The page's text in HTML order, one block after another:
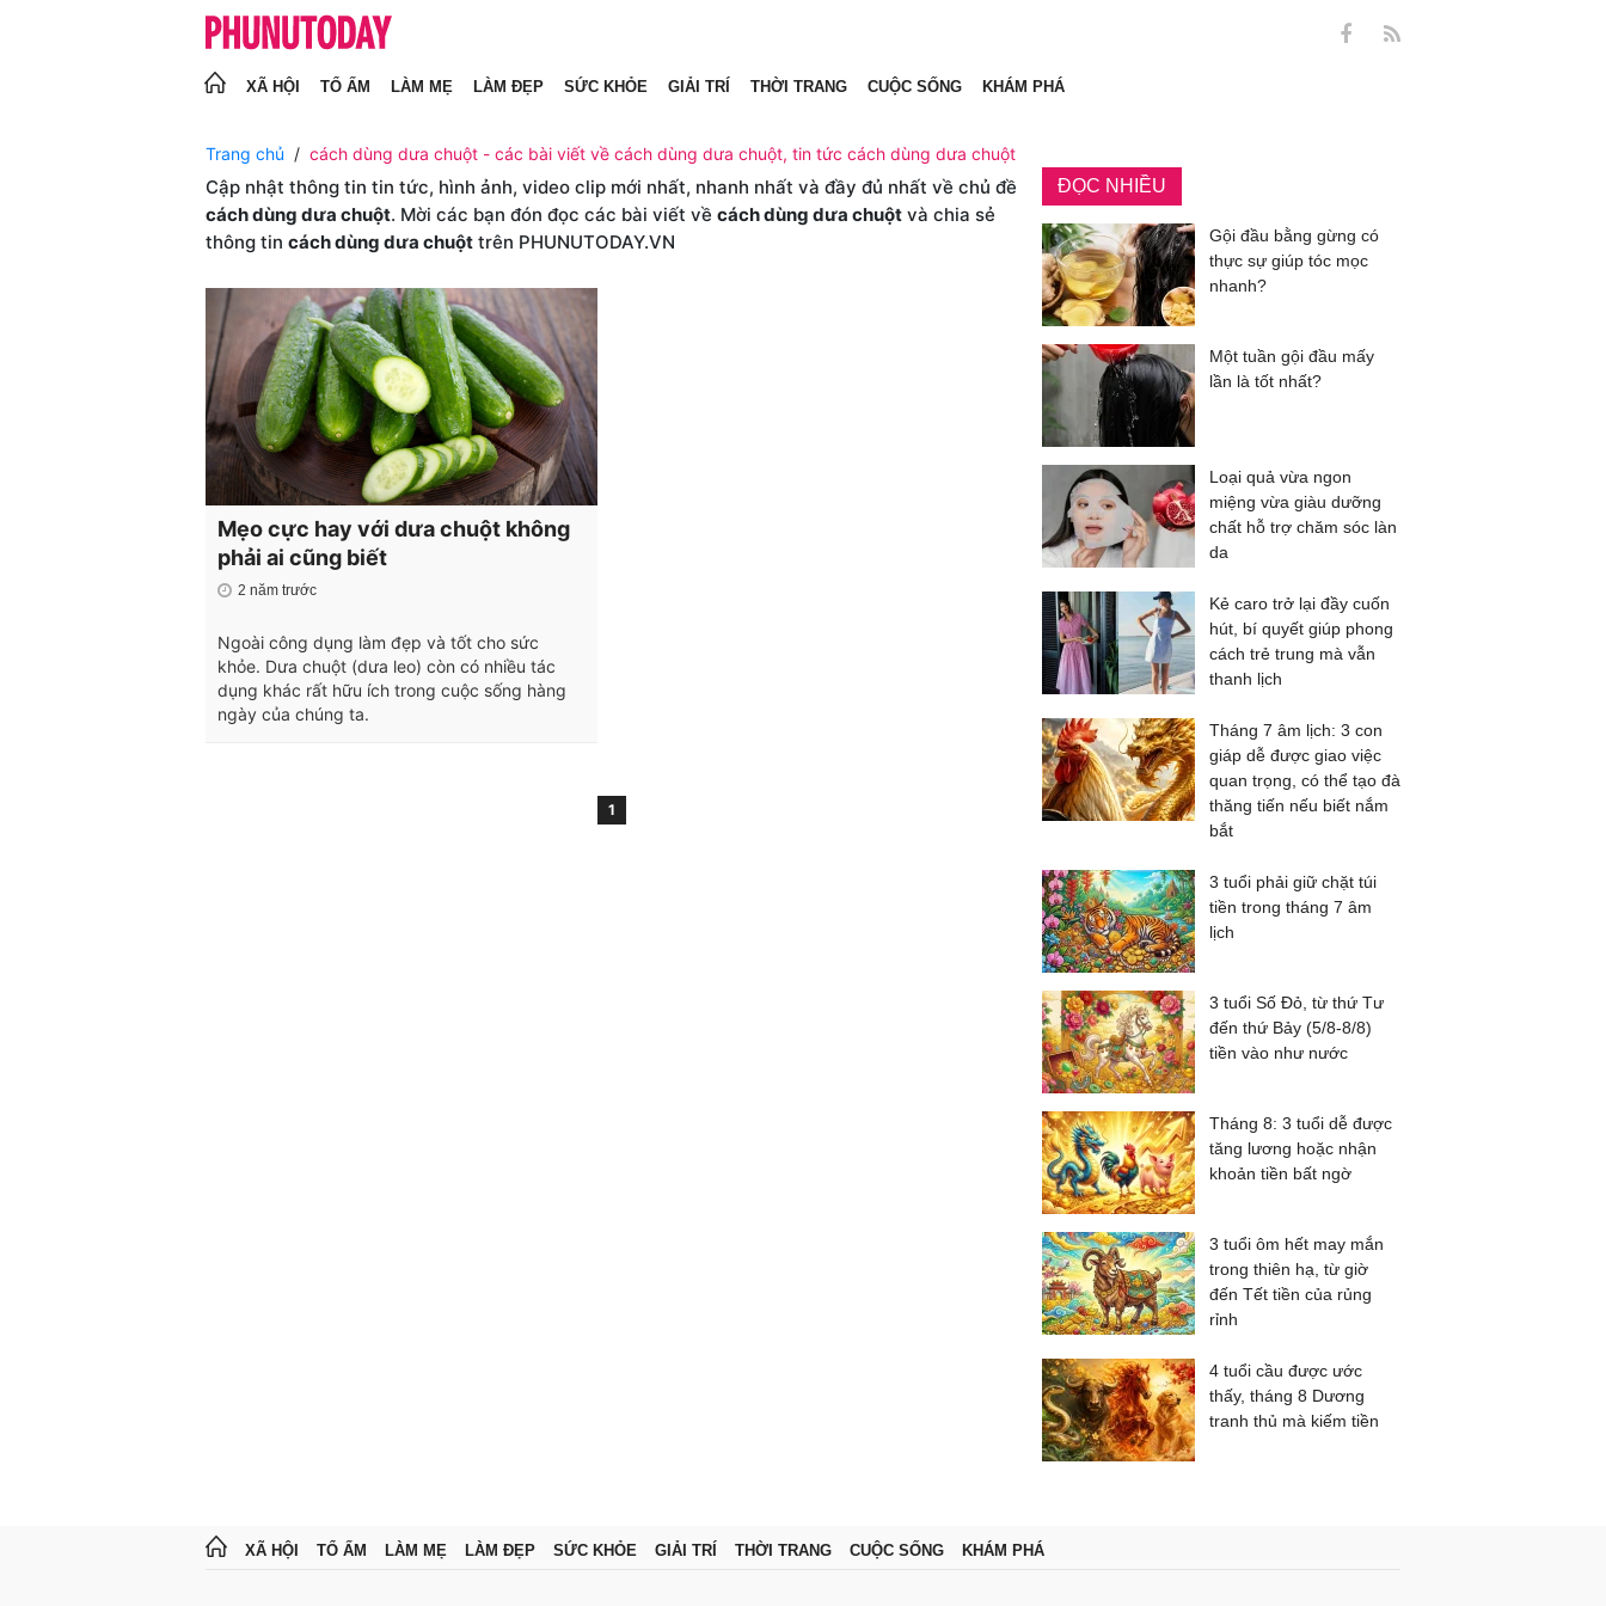
XÃ HỘI TỔ ẤM LÀM MẸ LÀM ĐẸP SỨC KHỎE GIẢI TRÍ THỜI TRANG CUỘC SỐNG KHÁM PHÁ
Trang chủ cách dùng dưa chuột - các bài viết về cách dùng dưa chuột, tin tức cách dùng dưa chuột
Cập nhật thông tin tin tức, hình ảnh, video clip mới nhất, nhanh nhất và đầy đủ nhất về chủ đề
cách dùng dưa chuột. Mời các bạn đón đọc các bài viết về cách dùng dưa chuột và chia sẻ
thông tin cách dùng dưa chuột trên PHUNUTODAY.VN
Mẹo cực hay với dưa chuột không
phải ai cũng biết
2 năm trước
Ngoài công dụng làm đẹp và tốt cho sức
khỏe. Dưa chuột (dưa leo) còn có nhiều tác
dụng khác rất hữu ích trong cuộc sống hàng
ngày của chúng ta.
1
ĐỌC NHIỀU
Gội đầu bằng gừng có
thực sự giúp tóc mọc
nhanh?
Một tuần gội đầu mấy
lần là tốt nhất?
Loại quả vừa ngon
miệng vừa giàu dưỡng
chất hỗ trợ chăm sóc làn
da
Kẻ caro trở lại đầy cuốn
hút, bí quyết giúp phong
cách trẻ trung mà vẫn
thanh lịch
Tháng 7 âm lịch: 3 con
giáp dễ được giao việc
quan trọng, có thể tạo đà
thăng tiến nếu biết nắm
bắt
3 tuổi phải giữ chặt túi
tiền trong tháng 7 âm
lịch
3 tuổi Số Đỏ, từ thứ Tư
đến thứ Bảy (5/8-8/8)
tiền vào như nước
Tháng 8: 3 tuổi dễ được
tăng lương hoặc nhận
khoản tiền bất ngờ
3 tuổi ôm hết may mắn
trong thiên hạ, từ giờ
đến Tết tiền của rủng
rỉnh
4 tuổi cầu được ước
thấy, tháng 8 Dương
tranh thủ mà kiếm tiền
XÃ HỘI TỔ ẤM LÀM MẸ LÀM ĐẸP SỨC KHỎE GIẢI TRÍ THỜI TRANG CUỘC SỐNG KHÁM PHÁ